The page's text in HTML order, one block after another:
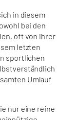
in diesem
bei den
oft von ihrer
letzten
sportlichen
Umlauf
nur eine reine